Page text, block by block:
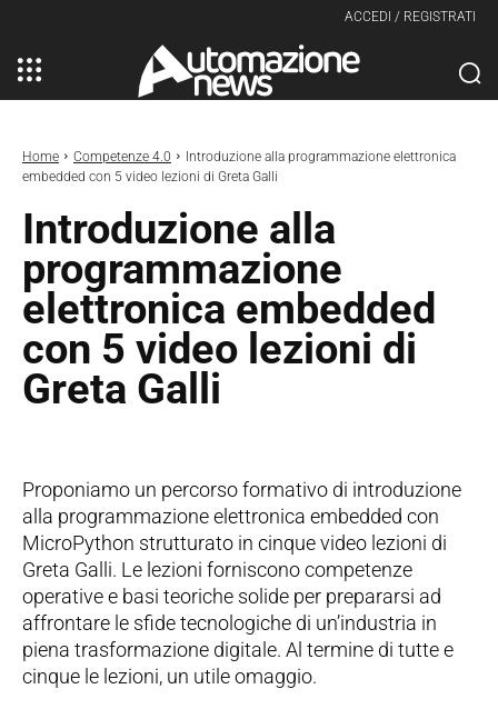
ACCEDI / REGISTRATI
Home Competenze 4.0
Introduzione alla programmazione elettronica
embedded con 5 video lezioni di Greta Galli
Introduzione alla
programmazione
elettronica embedded
con 5 video lezioni di
Greta Galli
Proponiamo un percorso formativo di introduzione
alla programmazione elettronica embedded con
MicroPython strutturato in cinque video lezioni di
Greta Galli. Le lezioni forniscono competenze
operative e basi teoriche solide per prepararsi ad
affrontare le sfide tecnologiche di un’industria in
piena trasformazione digitale. Al termine di tutte e
cinque le lezioni, un utile omaggio.